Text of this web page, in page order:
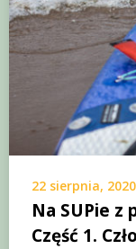
22 sierpnia, 2020
Na SUPie z
Część 1.